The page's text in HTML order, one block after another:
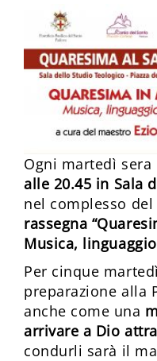
Ogni martedì sera
alle 20.45 in Sala
nel complesso
rassegna
Musica,
Per cinque
preparazione alla
anche come una
arrivare a Dio
condurli sarà il